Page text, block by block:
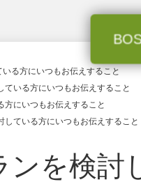
る方にいつもお伝えすること
いる方にいつもお伝えすること
にいつもお伝えすること
ている方にいつもお伝えすること
を検討